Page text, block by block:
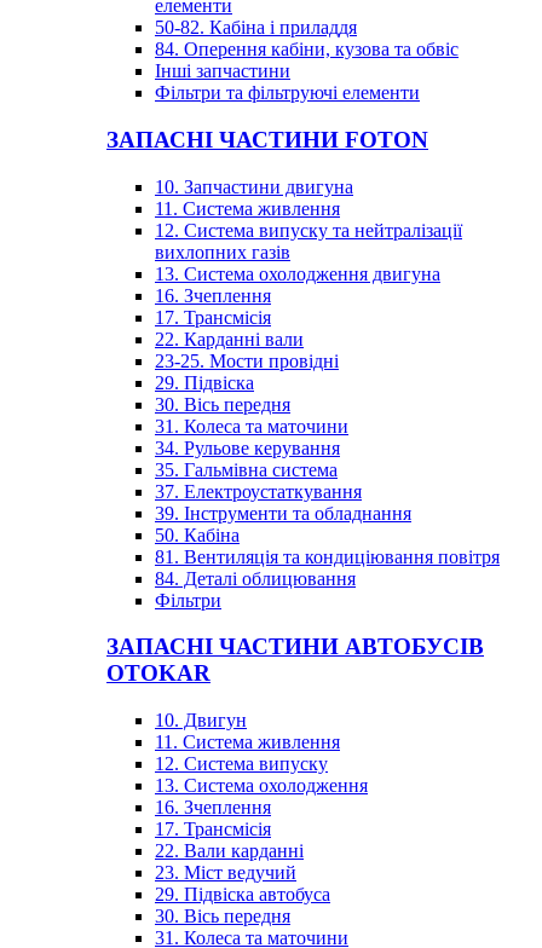
елементи
50-82. Кабіна і приладдя
84. Оперення кабіни, кузова та обвіс
Інші запчастини
Фільтри та фільтруючі елементи
ЗАПАСНІ ЧАСТИНИ FOTON
10. Запчастини двигуна
11. Система живлення
12. Система випуску та нейтралізації
вихлопних газів
13. Система охолодження двигуна
16. Зчеплення
17. Трансмісія
22. Карданні вали
23-25. Мости провідні
29. Підвіска
30. Вісь передня
31. Колеса та маточини
34. Рульове керування
35. Гальмівна система
37. Електроустаткування
39. Інструменти та обладнання
50. Кабіна
81. Вентиляція та кондиціювання повітря
84. Деталі облицювання
Фільтри
ЗАПАСНІ ЧАСТИНИ АВТОБУСІВ
OTOKAR
10. Двигун
11. Система живлення
12. Система випуску
13. Система охолодження
16. Зчеплення
17. Трансмісія
22. Вали карданні
23. Міст ведучий
29. Підвіска автобуса
30. Вісь передня
31. Колеса та маточини